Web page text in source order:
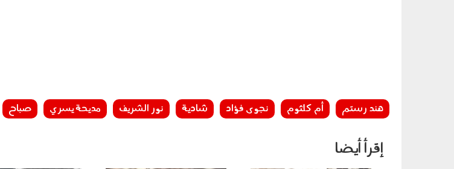
هند رستم أم كلثوم نجوى فؤاد شادية نور الشريف مديحة يسري صباح
إقرأ أيضا